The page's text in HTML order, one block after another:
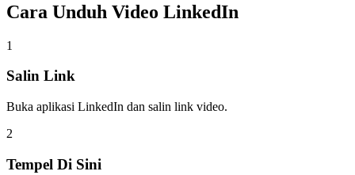
Cara Unduh Video LinkedIn
1
Salin Link
Buka aplikasi LinkedIn dan salin link video.
2
Tempel Di Sini